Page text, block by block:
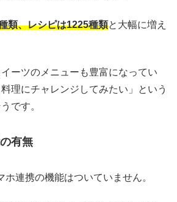
類、レシピは1225種類と大幅に増え
ーツのメニューも豊富になってい
理にチャレンジしてみたい」という
です。
有無
連携の機能はついていません。